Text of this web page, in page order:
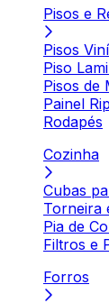
Pisos e
Pisos
Piso
Pisos de
Painel
Rodapés
Cozinha
Cubas
Torneira
Pia de
Filtros e
Forros